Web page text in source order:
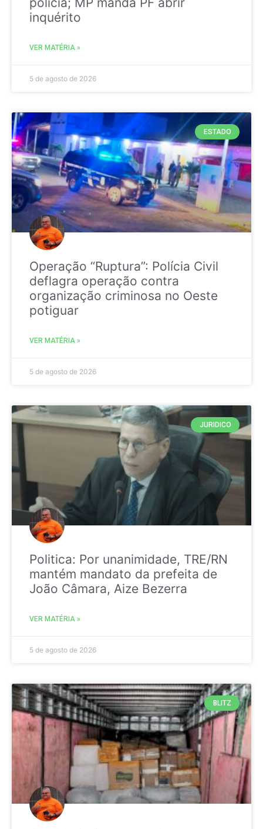
inquérito
VER MATÉRIA »
5 de agosto de 2026
ESTADO
Operação “Ruptura”: Polícia Civil
deflagra operação contra
organização criminosa no Oeste
potiguar
VER MATÉRIA »
5 de agosto de 2026
JURIDICO
Politica: Por unanimidade, TRE/RN
mantém mandato da prefeita de
João Câmara, Aize Bezerra
VER MATÉRIA »
5 de agosto de 2026
BLITZ